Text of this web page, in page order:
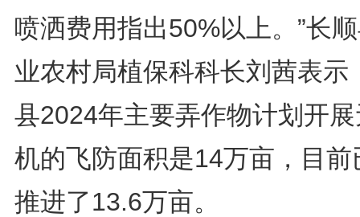
喷洒费用指出50%以上。”长
业农村局植保科科长刘茜表示
县2024年主要弄作物计划开
机的飞防面积是14万亩，目前
推进了13.6万亩。